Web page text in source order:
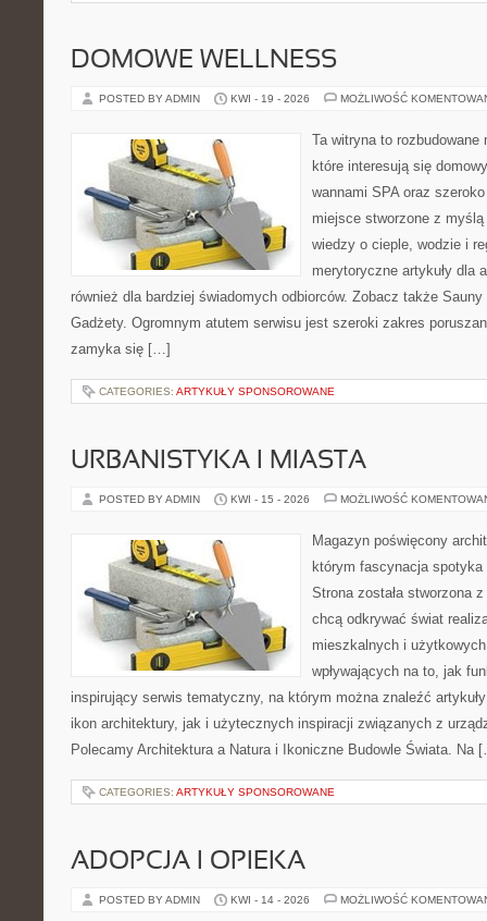
DOMOWE WELLNESS
POSTED BY ADMIN KWI - 19 - 2026 MOŻLIWOŚĆ
Ta witryna to
które interesują się
wannami SPA oraz
miejsce stworzone z
wiedzy o cieple, wodzie i
merytoryczne artykuły dla
również dla bardziej świadomych odbiorców. Zobacz także
Gadżety. Ogromnym atutem serwisu jest szeroki zakres
zamyka się […]
CATEGORIES: ARTYKUŁY SPONSOROWANE
URBANISTYKA I MIASTA
POSTED BY ADMIN KWI - 15 - 2026 MOŻLIWOŚĆ
Magazyn poświęcony
którym fascynacja
Strona została stworzona
chcą odkrywać świat
mieszkalnych i
wpływających na to, jak
inspirujący serwis tematyczny, na którym można znaleźć
ikon architektury, jak i użytecznych inspiracji związanych z
Polecamy Architektura a Natura i Ikoniczne Budowle Świata. Na
CATEGORIES: ARTYKUŁY SPONSOROWANE
ADOPCJA I OPIEKA
POSTED BY ADMIN KWI - 14 - 2026 MOŻLIWOŚĆ